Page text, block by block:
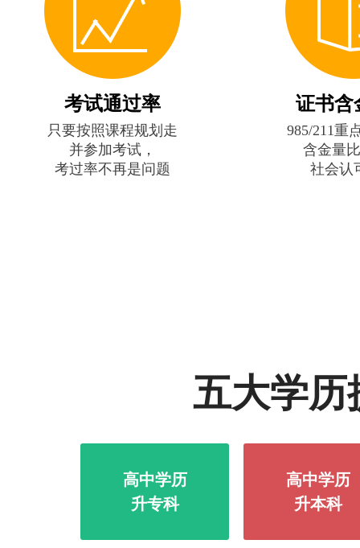
考试通过率
只要按照课程规划走
并参加考试，
考过率不再是问题
证书含
985/211重
含金量
社会认
五大学历
高中学历
升专科
高中学历
升本科